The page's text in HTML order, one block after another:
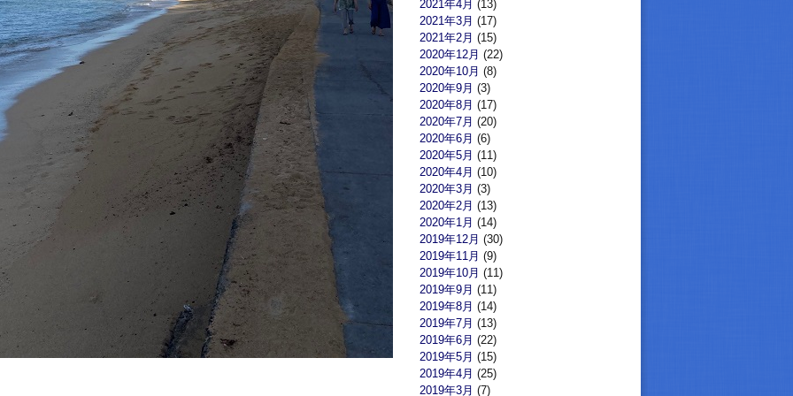
2021年4月 (13)
2021年3月 (17)
2021年2月 (15)
2020年12月 (22)
2020年10月 (8)
2020年9月 (3)
2020年8月 (17)
2020年7月 (20)
2020年6月 (6)
2020年5月 (11)
2020年4月 (10)
2020年3月 (3)
2020年2月 (13)
2020年1月 (14)
2019年12月 (30)
2019年11月 (9)
2019年10月 (11)
2019年9月 (11)
2019年8月 (14)
2019年7月 (13)
2019年6月 (22)
2019年5月 (15)
2019年4月 (25)
2019年3月 (7)